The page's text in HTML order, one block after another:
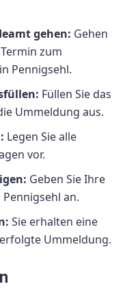
gehen: Gehen
zum
Pennigsehl.
Füllen Sie das
Ummeldung aus.
Legen Sie alle
vor.
Geben Sie Ihre
an.
Sie erhalten eine
Ummeldung.